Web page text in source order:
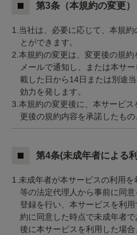
第3条（本規約の変更）
1.当社は、必要に応じて、本規
とができます。
2.本規約の変更は、変更後の規
メールで通知し、または本サ
載した日から14日または別途
効力を発します。
3.本規約の変更後に、本サービ
更後の規約内容を承諾したもの
第4条(未成年者による
1.未成年者が本サービスの利用
等の法定代理人から事前に同
登録を行い、本サービスを利
約に同意した時点で未成年者
後に本サービスを利用した場